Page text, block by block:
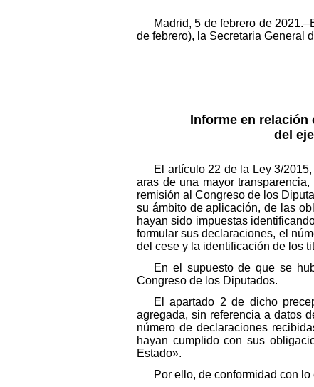
Madrid, 5 de febrero de
de febrero), la Secretaria General
Informe en relación
del
El artículo 22 de la Ley 3/
aras de una mayor
remisión al Congreso de los
su ámbito de aplicación, de las
hayan sido impuestas
formular sus declaraciones, el
del cese y la identificación de los
En el supuesto de que se
Congreso de los Diputados.
El apartado 2 de dicho
agregada, sin referencia a datos
número de declaraciones
hayan cumplido con sus
Estado».
Por ello, de conformidad con